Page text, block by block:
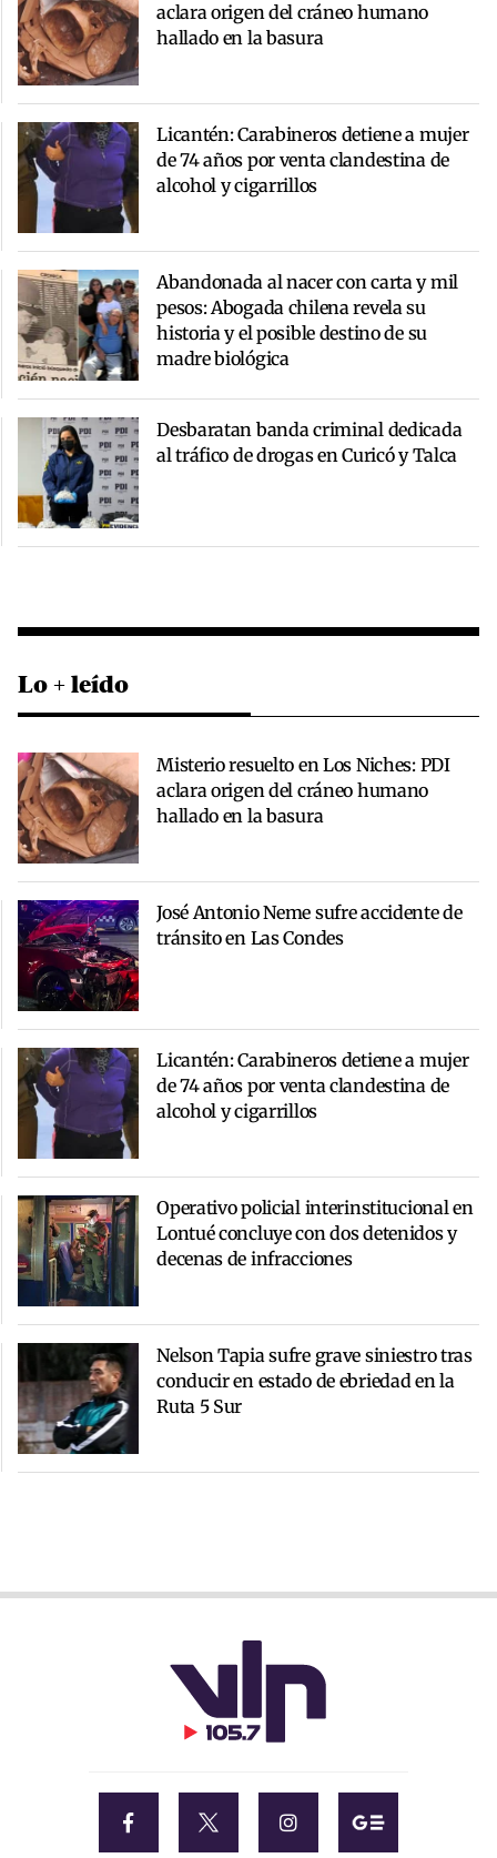
aclara origen del cráneo humano
hallado en la basura
Licantén: Carabineros detiene a mujer
de 74 años por venta clandestina de
alcohol y cigarrillos
Abandonada al nacer con carta y mil
pesos: Abogada chilena revela su
historia y el posible destino de su
madre biológica
Desbaratan banda criminal dedicada
al tráfico de drogas en Curicó y Talca
Lo + leído
Misterio resuelto en Los Niches: PDI
aclara origen del cráneo humano
hallado en la basura
José Antonio Neme sufre accidente de
tránsito en Las Condes
Licantén: Carabineros detiene a mujer
de 74 años por venta clandestina de
alcohol y cigarrillos
Operativo policial interinstitucional en
Lontué concluye con dos detenidos y
decenas de infracciones
Nelson Tapia sufre grave siniestro tras
conducir en estado de ebriedad en la
Ruta 5 Sur